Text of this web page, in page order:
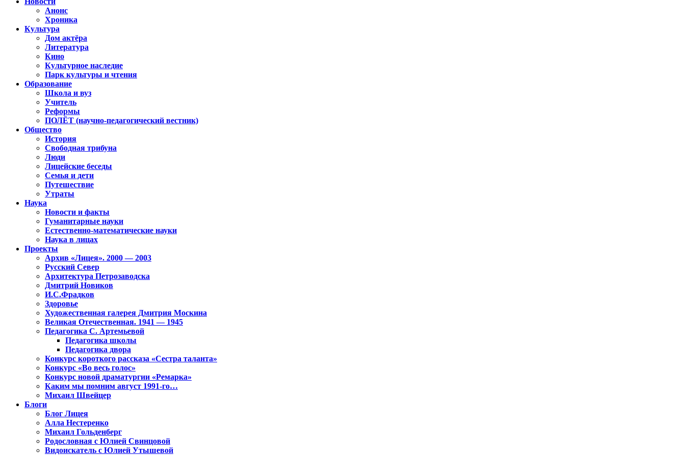
Анонс
Хроника
Культура
Дом актёра
Литература
Кино
Культурное наследие
Парк культуры и чтения
Образование
Школа и вуз
Учитель
Реформы
ПОЛЁТ (научно-педагогический вестник)
Общество
История
Свободная трибуна
Люди
Лицейские беседы
Семья и дети
Путешествие
Утраты
Наука
Новости и факты
Гуманитарные науки
Естественно-математические науки
Наука в лицах
Проекты
Архив «Лицея». 2000 — 2003
Русский Север
Архитектура Петрозаводска
Дмитрий Новиков
И.С.Фрадков
Здоровье
Художественная галерея Дмитрия Москина
Великая Отечественная. 1941 — 1945
Педагогика С. Артемьевой
Педагогика школы
Педагогика двора
Конкурс короткого рассказа «Сестра таланта»
Конкурс «Во весь голос»
Конкурс новой драматургии «Ремарка»
Каким мы помним август 1991-го…
Михаил Швейцер
Блоги
Блог Лицея
Алла Нестеренко
Михаил Гольденберг
Родословная с Юлией Свинцовой
Видоискатель с Юлией Утышевой